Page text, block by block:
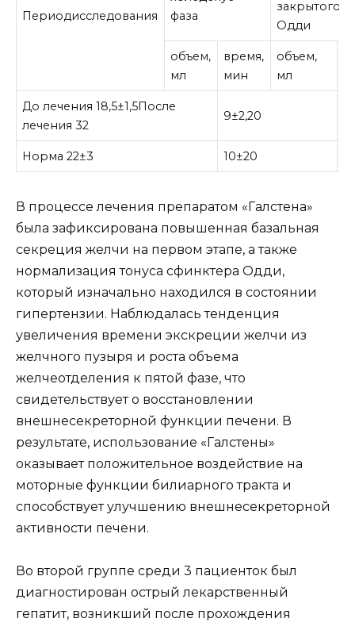
Периодисследования
фаза
Одди
объем,
мл
время,
мин
объем,
мл
До лечения 18,5±1,5После
лечения 32
9±2,20
Норма 22±3 10±20
В процессе лечения препаратом «Галстена»
была зафиксирована повышенная базальная
секреция желчи на первом этапе, а также
нормализация тонуса сфинктера Одди,
который изначально находился в состоянии
гипертензии. Наблюдалась тенденция
увеличения времени экскреции желчи из
желчного пузыря и роста объема
желчеотделения к пятой фазе, что
свидетельствует о восстановлении
внешнесекреторной функции печени. В
результате, использование «Галстены»
оказывает положительное воздействие на
моторные функции билиарного тракта и
способствует улучшению внешнесекреторной
активности печени.
Во второй группе среди 3 пациенток был
диагностирован острый лекарственный
гепатит, возникший после прохождения